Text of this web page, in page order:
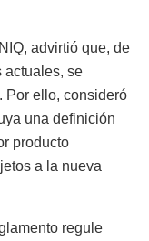
advirtió que, de
actuales, se
Por ello, consideró
una definición
producto
a la nueva
regule